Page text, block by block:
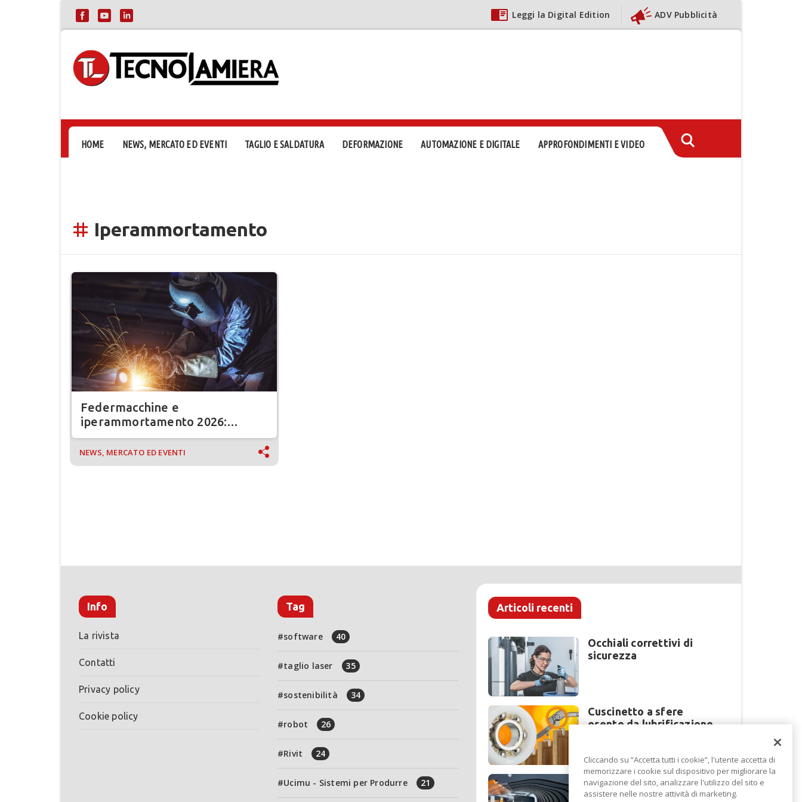
Leggi la Digital Edition ADV Pubblicità
HOME NEWS, MERCATO ED EVENTI TAGLIO E SALDATURA DEFORMAZIONE AUTOMAZIONE E DIGITALE APPROFONDIMENTI E VIDEO
tag Iperammortamento
Federmacchine e
iperammortamento 2026:
allarme su ritardi e made in UE
NEWS, MERCATO ED EVENTI
Info
La rivista
Contatti
Privacy policy
Cookie policy
Tag
software 40
taglio laser 35
sostenibilità 34
robot 26
Rivit 24
Ucimu - Sistemi per Produrre 21
Articoli recenti
Occhiali correttivi di
sicurezza
Cuscinetto a sfere
esente da lubrificazione
Perché la lavorazione
lamiera cambia modello
Cliccando su “Accetta tutti i cookie”, l'utente accetta di
memorizzare i cookie sul dispositivo per migliorare la
navigazione del sito, analizzare l'utilizzo del sito e
assistere nelle nostre attività di marketing.